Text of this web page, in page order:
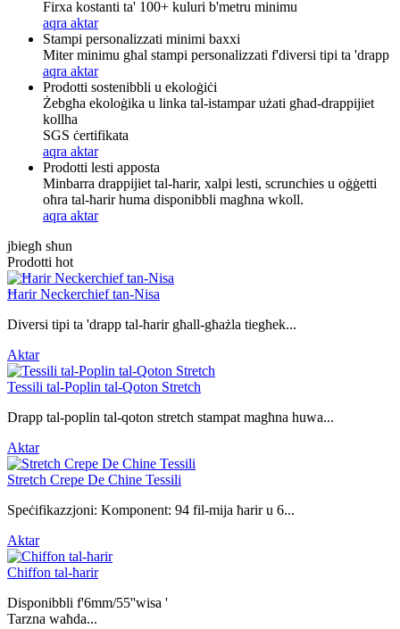
Firxa kostanti ta' 100+ kuluri b'metru minimu
aqra aktar
Stampi personalizzati minimi baxxi
Miter minimu għal stampi personalizzati f'diversi tipi ta 'drapp
aqra aktar
Prodotti sostenibbli u ekoloġiċi
Żebgħa ekoloġika u linka tal-istampar użati għad-drappijiet
kollha
SGS ċertifikata
aqra aktar
Prodotti lesti apposta
Minbarra drappijiet tal-ħarir, xalpi lesti, scrunchies u oġġetti
oħra tal-ħarir huma disponibbli magħna wkoll.
aqra aktar
jbiegħ sħun
Prodotti hot
Ħarir Neckerchief tan-Nisa
Diversi tipi ta 'drapp tal-ħarir għall-għażla tiegħek...
Aktar
Tessili tal-Poplin tal-Qoton Stretch
Drapp tal-poplin tal-qoton stretch stampat magħna huwa...
Aktar
Stretch Crepe De Chine Tessili
Speċifikazzjoni: Komponent: 94 fil-mija ħarir u 6...
Aktar
Chiffon tal-ħarir
Disponibbli f'6mm/55''wisa '
Tarzna waħda...